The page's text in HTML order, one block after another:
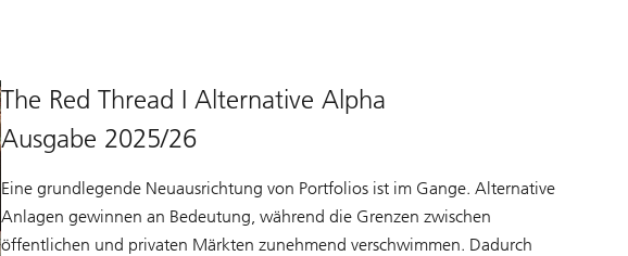
The Red Thread I Alternative Alpha
Ausgabe 2025/26
Eine grundlegende Neuausrichtung von Portfolios ist im Gange. Alternative
Anlagen gewinnen an Bedeutung, während die Grenzen zwischen
öffentlichen und privaten Märkten zunehmend verschwimmen. Dadurch